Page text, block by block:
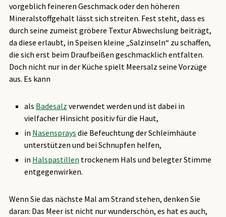
vorgeblich feineren Geschmack oder den höheren
Mineralstoffgehalt lässt sich streiten. Fest steht, dass es
durch seine zumeist gröbere Textur Abwechslung beiträgt,
da diese erlaubt, in Speisen kleine „Salzinseln“ zu schaffen,
die sich erst beim Draufbeißen geschmacklich entfalten.
Doch nicht nur in der Küche spielt Meersalz seine Vorzüge
aus. Es kann
als Badesalz verwendet werden und ist dabei in
vielfacher Hinsicht positiv für die Haut,
in Nasensprays die Befeuchtung der Schleimhäute
unterstützen und bei Schnupfen helfen,
in Halspastillen trockenem Hals und belegter Stimme
entgegenwirken.
Wenn Sie das nächste Mal am Strand stehen, denken Sie
daran: Das Meer ist nicht nur wunderschön, es hat es auch,